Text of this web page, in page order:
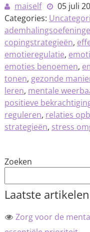
maiself
05 juli
Categories:
copingstrategieën,
emotieregulatie,
emoties benoemen,
tonen, gezonde
leren, mentale
positieve
reguleren, relaties
strategieën, stress
Zoeken
Laatste artikelen
Zorg voor de